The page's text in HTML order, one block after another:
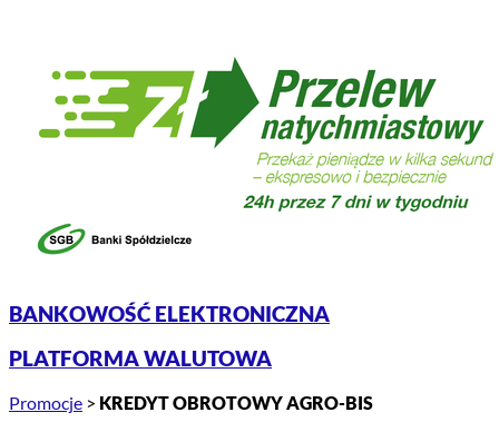
BANKOWOŚĆ ELEKTRONICZNA
PLATFORMA WALUTOWA
Promocje > KREDYT OBROTOWY AGRO-BIS